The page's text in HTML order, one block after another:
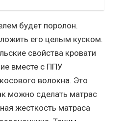
будет поролон.
его целым куском.
свойства кровати
вместе с ППУ
волокна. Это
можно сделать матрас
жесткость матраса